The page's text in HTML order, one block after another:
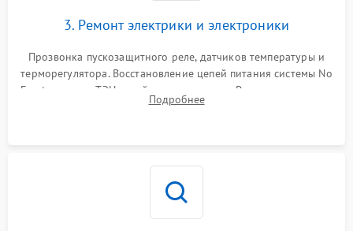
3. Ремонт электрики и электроники
Прозвонка пускозащитного реле, датчиков температуры и
терморегулятора. Восстановление цепей питания системы No
Frost, включая ТЭН оттайки и вентилятор. Ремонт или замена
платы управления при сбоях алгоритмов.
Подробнее